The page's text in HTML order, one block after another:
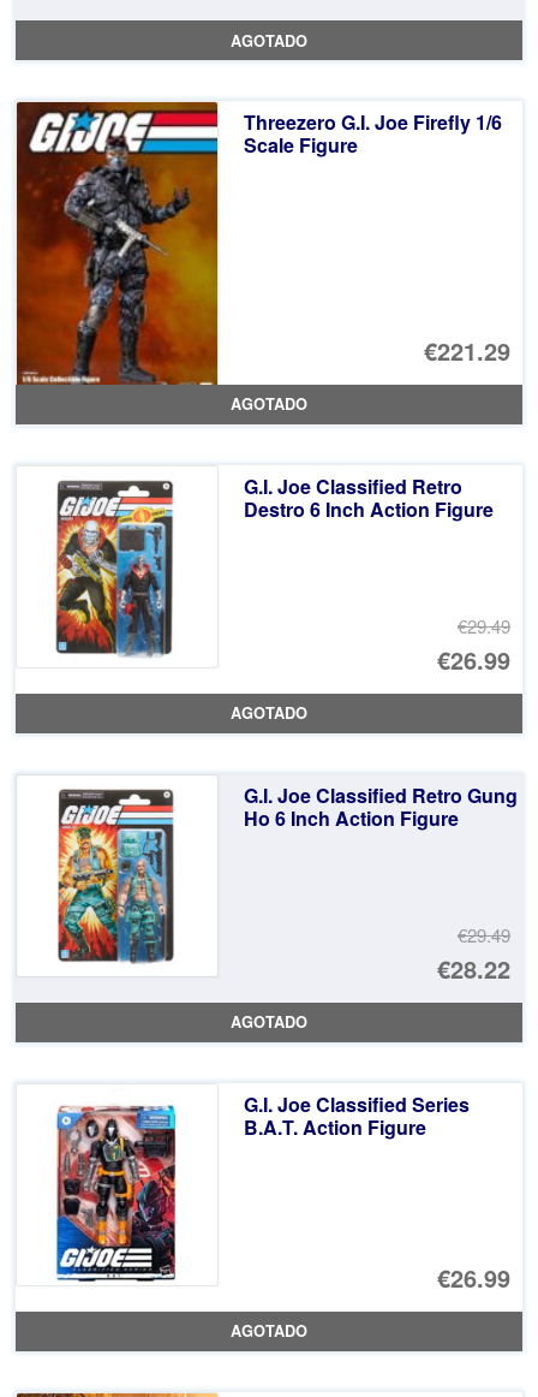
AGOTADO
Threezero G.I. Joe Firefly 1/6
Scale Figure
€221.29
AGOTADO
G.I. Joe Classified Retro
Destro 6 Inch Action Figure
€29.49
El
€26.99
El
AGOTADO
G.I. Joe Classified Retro Gung
Ho 6 Inch Action Figure
€29.49
El
€28.22
El
AGOTADO
G.I. Joe Classified Series
B.A.T. Action Figure
€26.99
AGOTADO